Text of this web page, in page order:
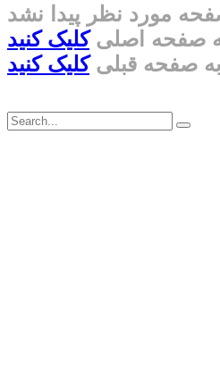
مورد نظر پیدا نشد
صفحه اصلیکلیک کنید
صفحه قبلیکلیک کنید